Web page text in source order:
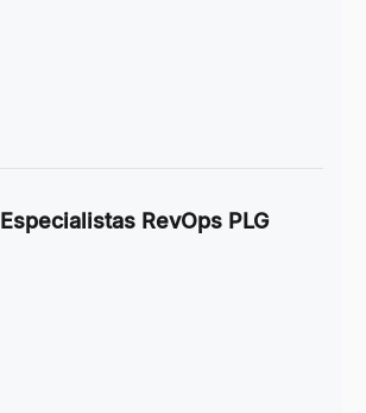
Especialistas RevOps PLG